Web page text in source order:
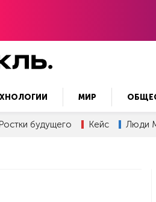
МИР
будущего Кейс Люди